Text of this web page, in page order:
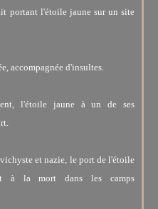
portant l'étoile jaune sur un site
accompagnée d'insultes.
l'étoile jaune à un de ses
et nazie, le port de l'étoile
à la mort dans les camps